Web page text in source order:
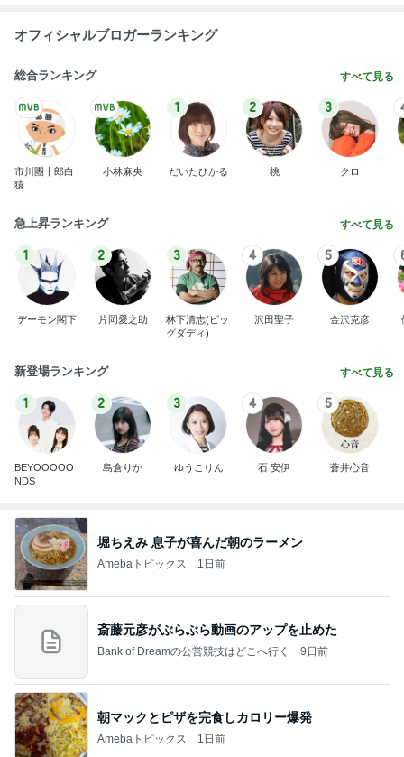
オフィシャルブロガーランキング
総合ランキング すべて見る
市川團十郎白
猿
小林麻央
1
だいたひかる
2
桃
3
クロ
急上昇ランキング すべて見る
1
デーモン閣下
2
片岡愛之助
3
林下清志(ビッ
グダディ)
4
沢田聖子
5
金沢克彦
新登場ランキング すべて見る
1
BEYOOOOO
NDS
2
島倉りか
3
ゆうこりん
4
石 安伊
5
蒼井心音
堀ちえみ 息子が喜んだ朝のラーメン
Amebaトピックス 1日前
斎藤元彦がぶらぶら動画のアップを止めた
Bank of Dreamの公営競技はどこへ行く 9日前
朝マックとピザを完食しカロリー爆発
Amebaトピックス 1日前